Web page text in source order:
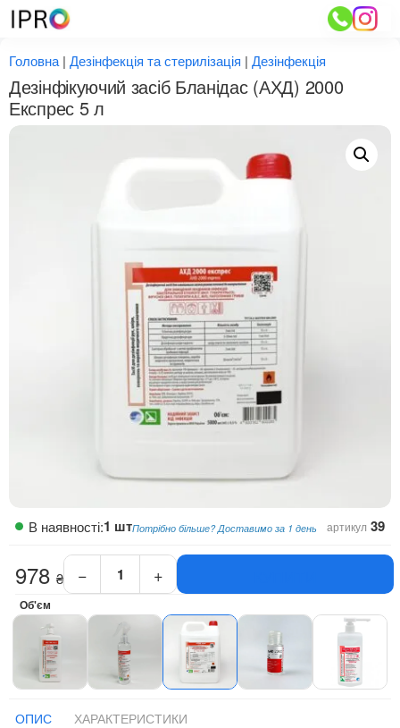
Перейти
до
Головна | Дезінфекція та стерилізація | Дезінфекція
Дезінфікуючий засіб Бланідас (АХД) 2000
Експрес 5 л
В наявності:1 штПотрібно більше? Доставимо за 1 день артикул 39
978 ₴
Об'єм
−
Дезінфікуючий
Бланідас
(АХД)
2000
Експрес
5
л
+
ОПИС ХАРАКТЕРИСТИКИ